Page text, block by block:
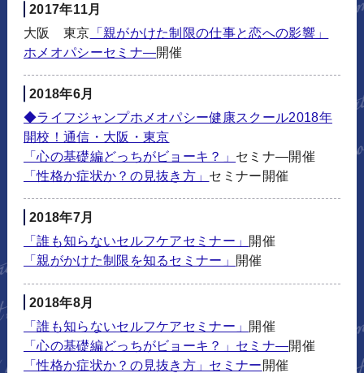
2017年11月
大阪 東京 「親がかけた制限の仕事と恋への影響」
ホメオパシーセミナ―開催
2018年6月
◆ライフジャンプホメオパシー健康スクール2018年
開校！通信・大阪・東京
「心の基礎編どっちがビョーキ？」 セミナ―開催
「性格か症状か？の見抜き方」 セミナー開催
2018年7月
「誰も知らないセルフケアセミナー」 開催
「親がかけた制限を知るセミナー」
開催
2018年8月
「誰も知らないセルフケアセミナー」 開催
「心の基礎編どっちがビョーキ？」セミナ―開催
「性格か症状か？の見抜き方」セミナー開催